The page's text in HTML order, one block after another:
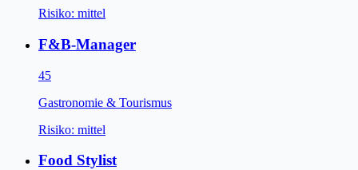
Risiko: mittel
F&B-Manager
45
Gastronomie & Tourismus
Risiko: mittel
Food Stylist